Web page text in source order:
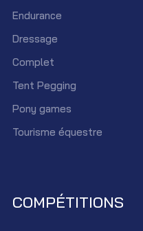
Endurance
Dressage
Complet
Tent Pegging
Pony games
Tourisme équestre
COMPÉTITIONS